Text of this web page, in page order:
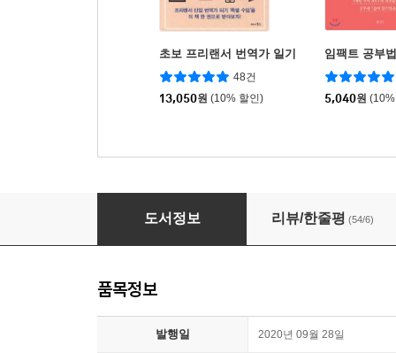
초보 프리랜서 번역가 일기
48건
13,050원 (10% 할인)
임팩트 공부법
5,040원
도서번역가의 세계로 초대합니다
도서정보 리뷰/한줄평 (54/6)
품목정보
발행일 2020년 09월 28일